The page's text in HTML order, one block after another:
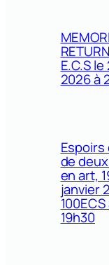
E.C.S
2026 à
de
en art,
janvier
19h30